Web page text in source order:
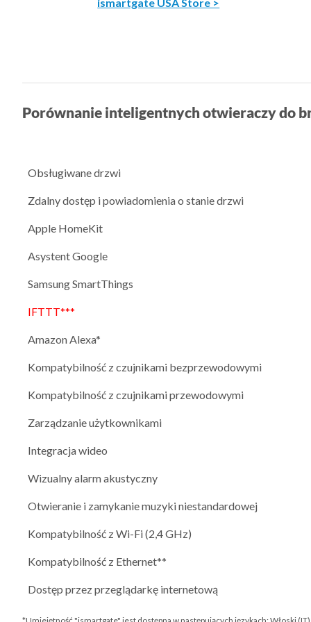
Porównanie inteligentnych otwieraczy do
Obsługiwane drzwi
Zdalny dostęp i powiadomienia o stanie drzwi
Apple HomeKit
Asystent Google
Samsung SmartThings
IFTTT***
Amazon Alexa*
Kompatybilność z czujnikami bezprzewodowymi
Kompatybilność z czujnikami przewodowymi
Zarządzanie użytkownikami
Integracja wideo
Wizualny alarm akustyczny
Otwieranie i zamykanie muzyki niestandardowej
Kompatybilność z Wi-Fi (2,4 GHz)
Kompatybilność z Ethernet**
Dostęp przez przeglądarkę internetową